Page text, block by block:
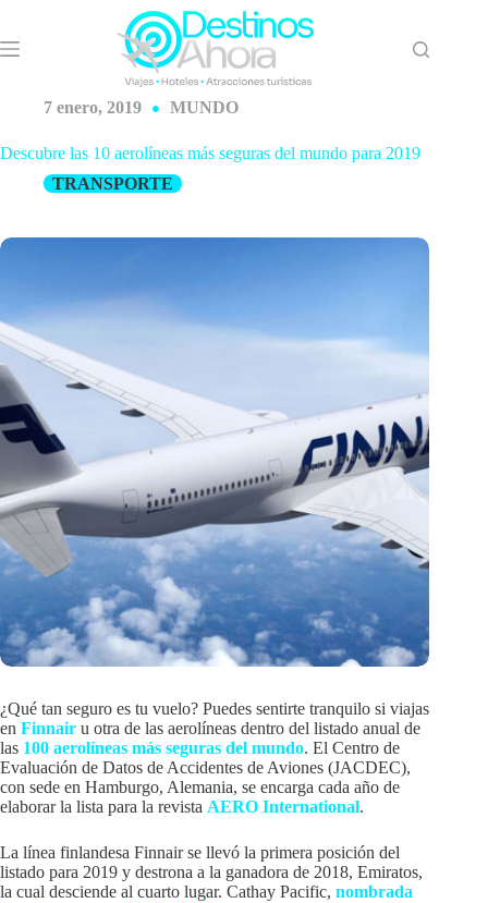
contenido
7 enero, 2019 MUNDO
Descubre las 10 aerolíneas más seguras del mundo para 2019
TRANSPORTE
¿Qué tan seguro es tu vuelo? Puedes sentirte tranquilo si viajas
en Finnair u otra de las aerolíneas dentro del listado anual de
las 100 aerolíneas más seguras del mundo. El Centro de
Evaluación de Datos de Accidentes de Aviones (JACDEC),
con sede en Hamburgo, Alemania, se encarga cada año de
elaborar la lista para la revista AERO International.
La línea finlandesa Finnair se llevó la primera posición del
listado para 2019 y destrona a la ganadora de 2018, Emiratos,
la cual desciende al cuarto lugar. Cathay Pacific, nombrada